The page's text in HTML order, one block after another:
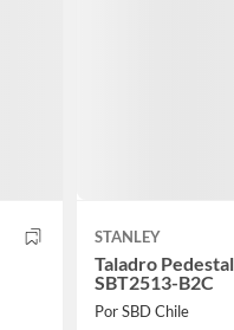
STANLEY
Taladro
SBT2513-B2C
Por SBD Chile